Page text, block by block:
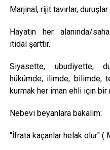
Marjinal, rijit tavırlar,
Hayatın her alanında/
itidal şarttır.
Siyasette, ubudiyette,
hükümde, ilimde, bilimde,
kurmak her iman ehli için
Nebevi beyanlara bakalım:
"İfrata kaçanlar helak olur" (